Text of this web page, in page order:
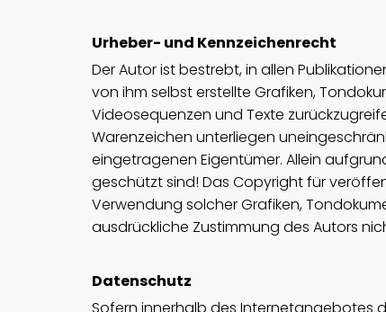
Urheber- und Kennzeichenrecht
Der Autor ist bestrebt, in allen
von ihm selbst erstellte Grafiken,
Videosequenzen und Texte
Warenzeichen unterliegen
eingetragenen Eigentümer. Allein
geschützt sind! Das Copyright für
Verwendung solcher Grafiken,
ausdrückliche Zustimmung des Autors
Datenschutz
Sofern innerhalb des Internetangebotes